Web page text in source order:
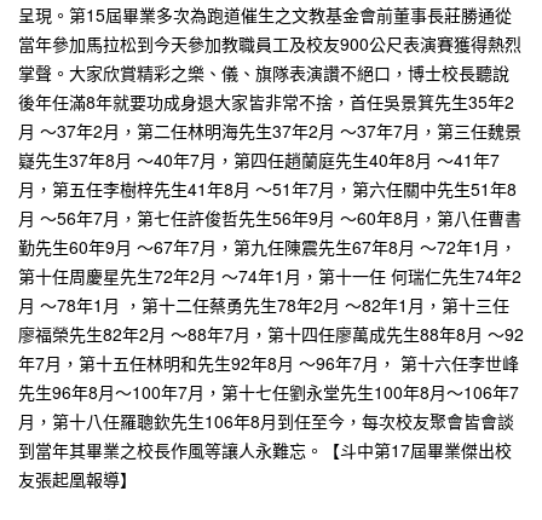
呈現。第15屆畢業多次為跑道催生之文教基金會前董事長莊勝通從
當年參加馬拉松到今天參加教職員工及校友900公尺表演賽獲得熱烈
掌聲。大家欣賞精彩之樂、儀、旗隊表演讚不絕口，博士校長聽說
後年任滿8年就要功成身退大家皆非常不捨，首任吳景箕先生35年2
月 ～37年2月，第二任林明海先生37年2月 ～37年7月，第三任魏景
嶷先生37年8月 ～40年7月，第四任趙蘭庭先生40年8月 ～41年7
月，第五任李樹梓先生41年8月 ～51年7月，第六任關中先生51年8
月 ～56年7月，第七任許俊哲先生56年9月 ～60年8月，第八任曹書
勤先生60年9月 ～67年7月，第九任陳震先生67年8月 ～72年1月，
第十任周慶星先生72年2月 ～74年1月，第十一任 何瑞仁先生74年2
月 ～78年1月 ，第十二任蔡勇先生78年2月 ～82年1月，第十三任
廖福榮先生82年2月 ～88年7月，第十四任廖萬成先生88年8月 ～92
年7月，第十五任林明和先生92年8月 ～96年7月， 第十六任李世峰
先生96年8月～100年7月，第十七任劉永堂先生100年8月～106年7
月，第十八任羅聰欽先生106年8月到任至今，每次校友聚會皆會談
到當年其畢業之校長作風等讓人永難忘。【斗中第17屆畢業傑出校
友張起凰報導】